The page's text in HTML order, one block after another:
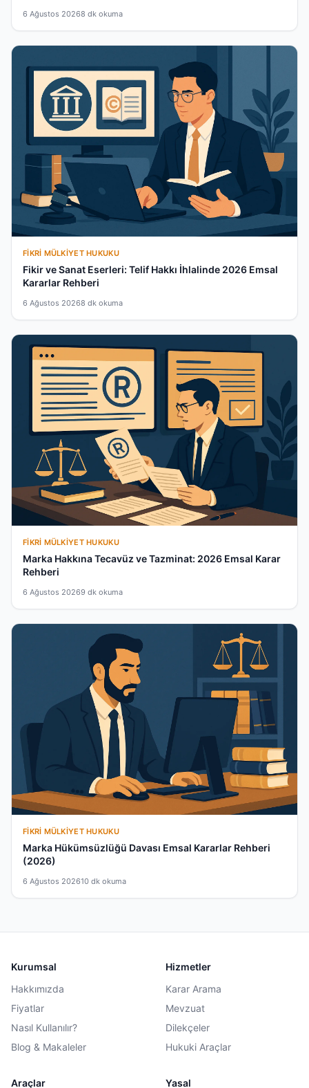
6 Ağustos 20268 dk okuma
FIKRI MÜLKIYET HUKUKU
Fikir ve Sanat Eserleri: Telif Hakkı İhlalinde 2026 Emsal
Kararlar Rehberi
6 Ağustos 20268 dk okuma
FIKRI MÜLKIYET HUKUKU
Marka Hakkına Tecavüz ve Tazminat: 2026 Emsal Karar
Rehberi
6 Ağustos 20269 dk okuma
FIKRI MÜLKIYET HUKUKU
Marka Hükümsüzlüğü Davası Emsal Kararlar Rehberi
(2026)
6 Ağustos 202610 dk okuma
Kurumsal
Hakkımızda
Fiyatlar
Nasıl Kullanılır?
Blog & Makaleler
Hizmetler
Karar Arama
Mevzuat
Dilekçeler
Hukuki Araçlar
Araçlar Yasal